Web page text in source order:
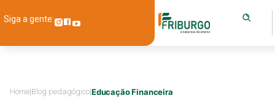
Siga a gente:
Home|Blog pedagógico|Educação Financeira